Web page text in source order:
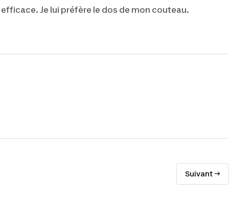
Je lui préfère le dos de mon couteau.
Suivant →